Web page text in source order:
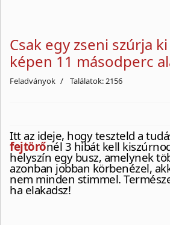
Csak egy zseni szúrja
képen 11 másodperc
Feladványok Találatok: 2156
Itt az ideje, hogy teszteld a
fejtörőnél 3 hibát kell
helyszín egy busz, amelynek
azonban jobban körbenézel,
nem minden stimmel.
ha elakadsz!